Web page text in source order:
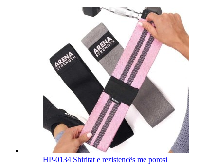
HP-0134 Shiritat e rezistencës me porosi